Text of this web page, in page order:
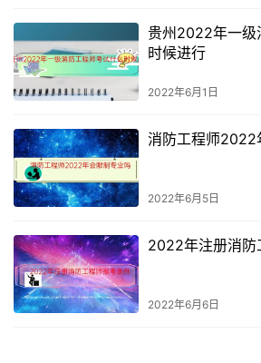
5、一般由消防培训机构、单位或个人
（通常为考前半个月或考前一周时间
考试网上报名系统，在信息核对无误后
贵州2022年一级
时候进行
2022年6月1日
消防工程师2022
2022年6月5日
2022年注册消防
2022年6月6日